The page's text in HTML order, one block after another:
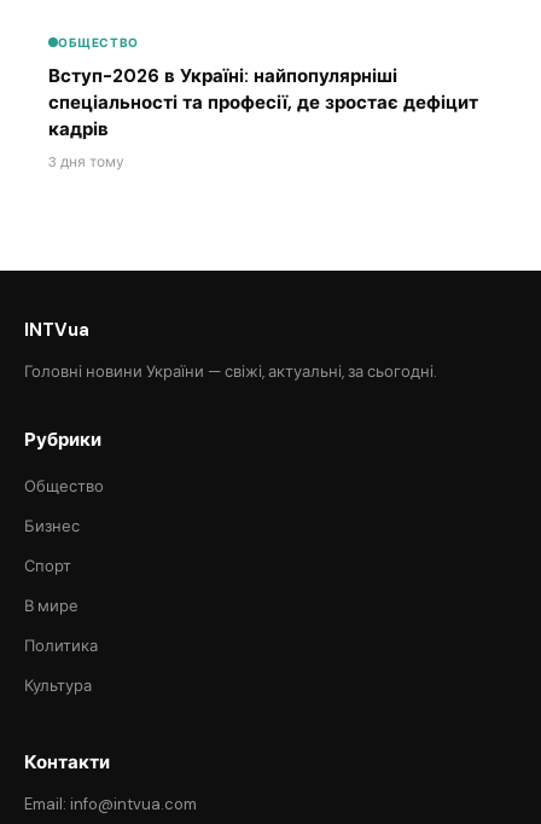
ОБЩЕСТВО
Вступ-2026 в Україні: найпопулярніші
спеціальності та професії, де зростає дефіцит
кадрів
3 дня тому
INTVua
Головні новини України — свіжі, актуальні, за сьогодні.
Рубрики
Общество
Бизнес
Спорт
В мире
Политика
Культура
Контакти
Email: info@intvua.com